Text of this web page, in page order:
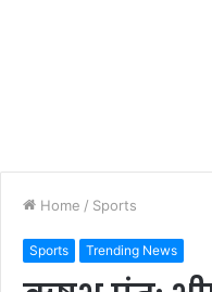
Home / Sports
Sports Trending News